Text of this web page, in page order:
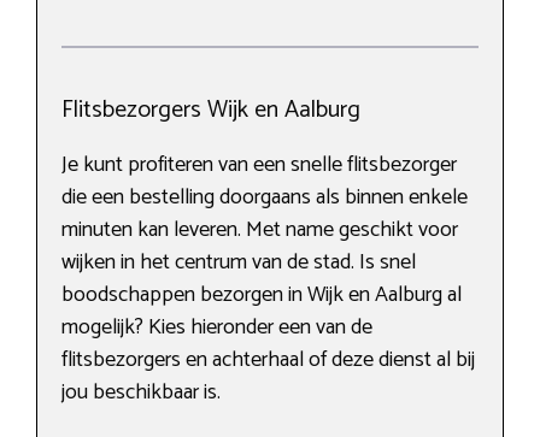
Flitsbezorgers Wijk en Aalburg
Je kunt profiteren van een snelle flitsbezorger
die een bestelling doorgaans als binnen enkele
minuten kan leveren. Met name geschikt voor
wijken in het centrum van de stad. Is snel
boodschappen bezorgen in Wijk en Aalburg al
mogelijk? Kies hieronder een van de
flitsbezorgers en achterhaal of deze dienst al bij
jou beschikbaar is.